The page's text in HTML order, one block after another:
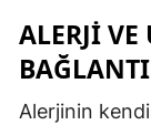
ALERJI
Alerjinin